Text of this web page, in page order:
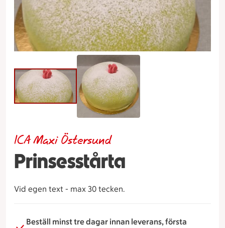
Prinsesstårta
ICA Maxi Östersund
Vid egen text - max 30 tecken.
Beställ minst tre dagar innan leverans, första